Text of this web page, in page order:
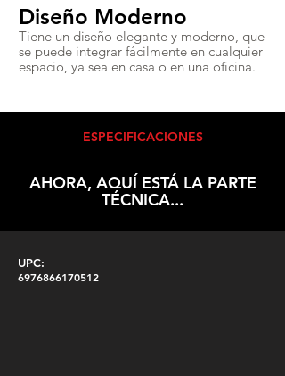
Diseño Moderno
Tiene un diseño elegante y moderno, que
se puede integrar fácilmente en cualquier
espacio, ya sea en casa o en una oficina.
ESPECIFICACIONES
AHORA, AQUÍ ESTÁ LA PARTE
TÉCNICA...
UPC:
6976866170512